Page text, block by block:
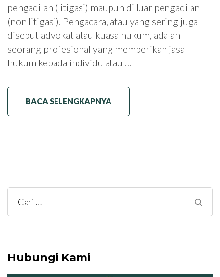
pengadilan (litigasi) maupun di luar pengadilan
(non litigasi). Pengacara, atau yang sering juga
disebut advokat atau kuasa hukum, adalah
seorang profesional yang memberikan jasa
hukum kepada individu atau …
BACA SELENGKAPNYA
Cari
untuk:
Hubungi Kami